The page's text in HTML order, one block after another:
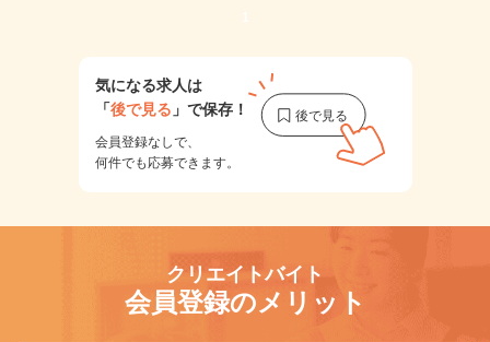
1
気になる求人は
「後で見る 」で保存！
会員登録なしで、
何件でも応募できます。
クリエイトバイト
会員登録のメリット